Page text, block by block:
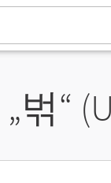
벆“